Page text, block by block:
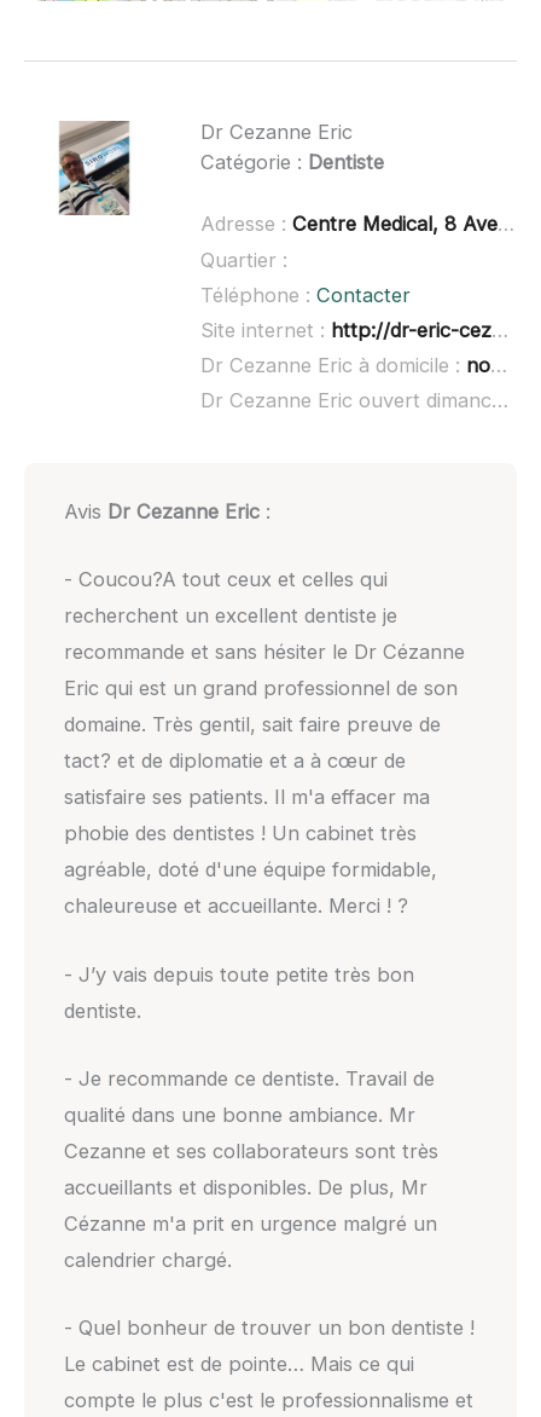
Dr Cezanne Eric
Catégorie : Dentiste
Adresse : Centre Medical, 8 Avenue Montaigne 1er étage, 31830 Plaisance-du
Quartier :
Téléphone : Contacter
Site internet : http://dr-eric-cezanne.chirurgiens-dentistes.fr/
Dr Cezanne Eric à domicile : non renseigné
Dr Cezanne Eric ouvert dimanche :
Avis Dr Cezanne Eric:
- Coucou?A tout ceux et celles qui
recherchent un excellent dentiste je
recommande et sans hésiter le Dr Cézanne
Eric qui est un grand professionnel de son
domaine. Très gentil, sait faire preuve de
tact? et de diplomatie et a à cœur de
satisfaire ses patients. Il m'a effacer ma
phobie des dentistes ! Un cabinet très
agréable, doté d'une équipe formidable,
chaleureuse et accueillante. Merci ! ?
- J’y vais depuis toute petite très bon
dentiste.
- Je recommande ce dentiste. Travail de
qualité dans une bonne ambiance. Mr
Cezanne et ses collaborateurs sont très
accueillants et disponibles. De plus, Mr
Cézanne m'a prit en urgence malgré un
calendrier chargé.
- Quel bonheur de trouver un bon dentiste !
Le cabinet est de pointe… Mais ce qui
compte le plus c'est le professionnalisme et